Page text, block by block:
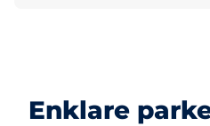
Enklare